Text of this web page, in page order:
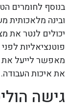
בנוסף לחומרים
ובינה מלאכותית
יכולים לנטר את
פוטנציאליות
מאפשר לייעל את
את איכות העבודה.
גישה